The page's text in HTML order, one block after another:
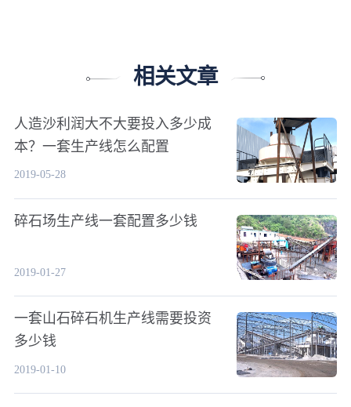
相关文章
人造沙利润大不大要投入多少成
本？一套生产线怎么配置
2019-05-28
碎石场生产线一套配置多少钱
2019-01-27
一套山石碎石机生产线需要投资
多少钱
2019-01-10